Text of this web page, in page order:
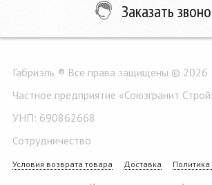
Заказать
Габриэль ® Все права защищены © 2026
Частное предприятие «Союзгранит
УНП: 690862668
Сотрудничество
Условия возврата товара Доставка